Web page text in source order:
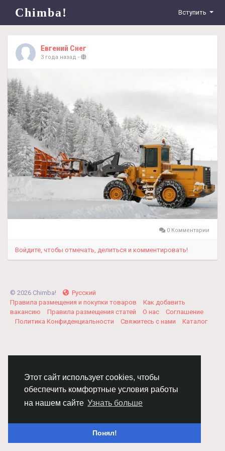
Этот сайт использует cookies, чтобы
обеспечить комфортные условия работы
на нашем сайте Узнать больше
Понял!
Chimba! Вступить
Евгений Снег
3 года назад -
0 Комментарии
Войдите, чтобы отмечать, делиться и комментировать!
© 2026 Chimba!
Русский
Правила размещения и покупки товаров
Как добавить
вакансию
Правила размещения статей О нас
Соглашение
Политика Конфиденциальности
Свяжитесь с нами Каталог